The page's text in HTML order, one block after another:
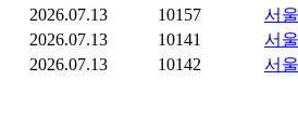
2026.07.13 10157
서
2026.07.13 10141
서
2026.07.13 10142
서